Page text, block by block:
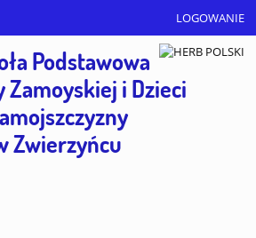
LOGOWANIE
Podstawowa
Zamoyskiej i Dzieci
Zwierzyńcu